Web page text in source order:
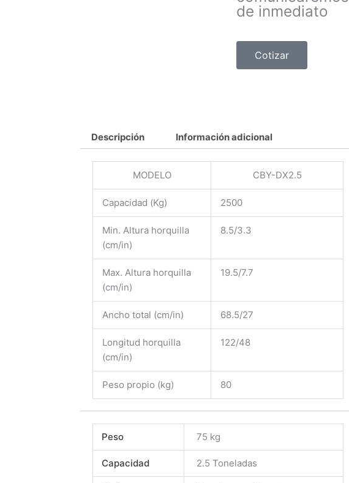
de inmediato
Cotizar
Descripción Información adicional
MODELO CBY-DX2.5
Capacidad (Kg) 2500
Min. Altura horquilla
(cm/in)
8.5/3.3
Max. Altura horquilla
(cm/in)
19.5/7.7
Ancho total (cm/in) 68.5/27
Longitud horquilla
(cm/in)
122/48
Peso propio (kg) 80
Peso 75 kg
Capacidad 2.5 Toneladas